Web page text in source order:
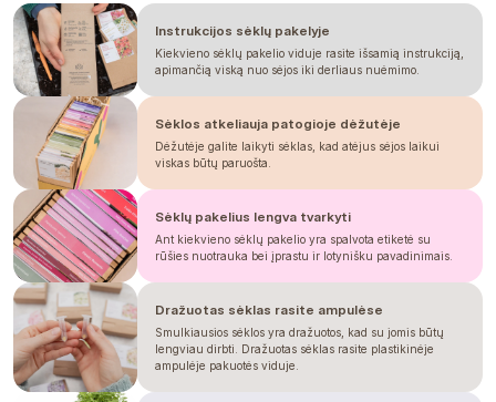
Instrukcijos sėklų pakelyje
Kiekvieno sėklų pakelio viduje rasite išsamią instrukciją,
apimančią viską nuo sėjos iki derliaus nuėmimo.
Sėklos atkeliauja patogioje dėžutėje
Dėžutėje galite laikyti sėklas, kad atėjus sėjos laikui
viskas būtų paruošta.
Sėklų pakelius lengva tvarkyti
Ant kiekvieno sėklų pakelio yra spalvota etiketė su
rūšies nuotrauka bei įprastu ir lotynišku pavadinimais.
Dražuotas sėklas rasite ampulėse
Smulkiausios sėklos yra dražuotos, kad su jomis būtų
lengviau dirbti. Dražuotas sėklas rasite plastikinėje
ampulėje pakuotės viduje.